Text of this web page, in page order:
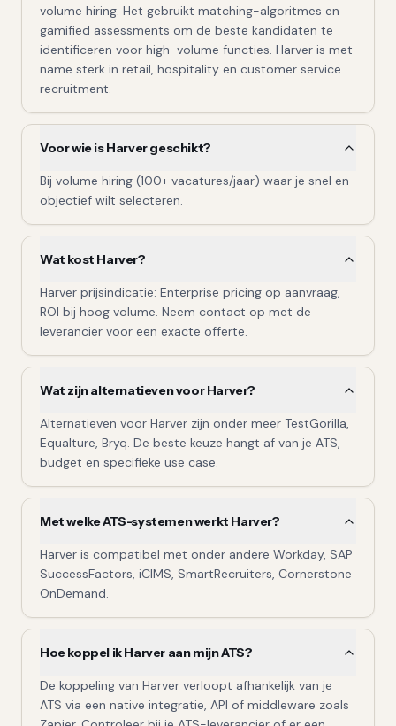
volume hiring. Het gebruikt matching-algoritmes en
gamified assessments om de beste kandidaten te
identificeren voor high-volume functies. Harver is met
name sterk in retail, hospitality en customer service
recruitment.
Voor wie is Harver geschikt?
Bij volume hiring (100+ vacatures/jaar) waar je snel en
objectief wilt selecteren.
Wat kost Harver?
Harver prijsindicatie: Enterprise pricing op aanvraag,
ROI bij hoog volume. Neem contact op met de
leverancier voor een exacte offerte.
Wat zijn alternatieven voor Harver?
Alternatieven voor Harver zijn onder meer TestGorilla,
Equalture, Bryq. De beste keuze hangt af van je ATS,
budget en specifieke use case.
Met welke ATS-systemen werkt Harver?
Harver is compatibel met onder andere Workday, SAP
SuccessFactors, iCIMS, SmartRecruiters, Cornerstone
OnDemand.
Hoe koppel ik Harver aan mijn ATS?
De koppeling van Harver verloopt afhankelijk van je
ATS via een native integratie, API of middleware zoals